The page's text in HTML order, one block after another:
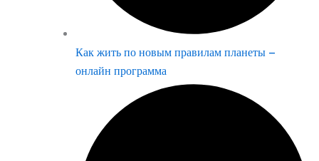
Как жить по новым правилам планеты –
онлайн программа